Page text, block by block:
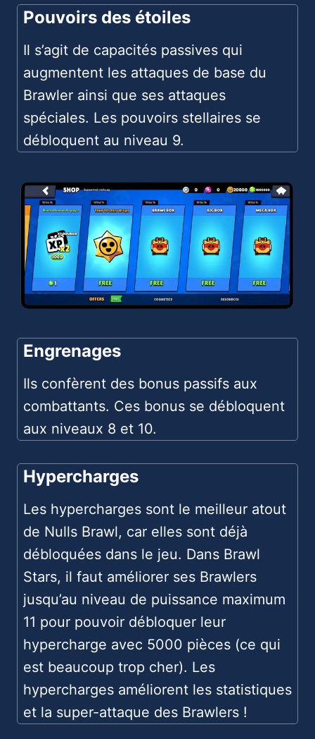
Pouvoirs des étoiles
Il s’agit de capacités passives qui
augmentent les attaques de base du
Brawler ainsi que ses attaques
spéciales. Les pouvoirs stellaires se
débloquent au niveau 9.
Engrenages
Ils confèrent des bonus passifs aux
combattants. Ces bonus se débloquent
aux niveaux 8 et 10.
Hypercharges
Les hypercharges sont le meilleur atout
de Nulls Brawl, car elles sont déjà
débloquées dans le jeu. Dans Brawl
Stars, il faut améliorer ses Brawlers
jusqu’au niveau de puissance maximum
11 pour pouvoir débloquer leur
hypercharge avec 5000 pièces (ce qui
est beaucoup trop cher). Les
hypercharges améliorent les statistiques
et la super-attaque des Brawlers !